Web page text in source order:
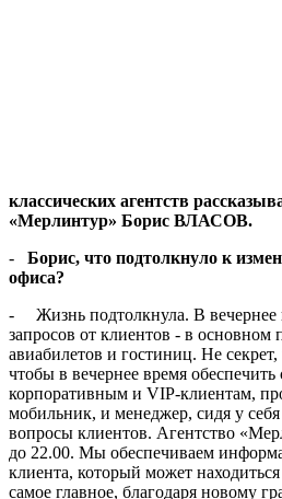
классических агентств
«Мерлинтур» Борис ВЛАСОВ.
- Борис, что подтолкнуло к
офи­са?
- Жизнь подтолкнула. В вечер­нее
запро­сов от клиентов - в
авиабиле­тов и гостиниц. Не секрет,
чтобы в вечернее время обеспечить
корпоративным и VIP-клиентам,
мобиль­ник, и менеджер, сидя у себя
вопросы клиентов. Агентство
до 22.00. Мы обеспечи­ваем
клиента, который может
самое главное, благодаря новому